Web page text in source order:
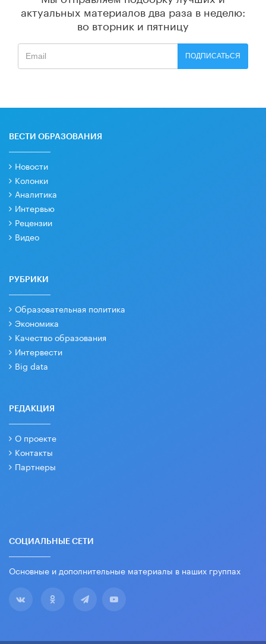
актуальных материалов два раза в неделю:
во вторник и пятницу
ПОДПИСАТЬСЯ
ВЕСТИ ОБРАЗОВАНИЯ
Новости
Колонки
Аналитика
Интервью
Рецензии
Видео
РУБРИКИ
Образовательная политика
Экономика
Качество образования
Интервести
Big data
РЕДАКЦИЯ
О проекте
Контакты
Партнеры
СОЦИАЛЬНЫЕ СЕТИ
Основные и дополнительные материалы в наших группах